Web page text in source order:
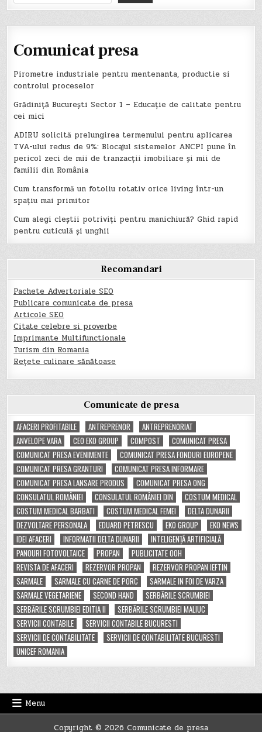
Comunicat presa
Pirometre industriale pentru mentenanta, productie si
controlul proceselor
Grădiniță București Sector 1 – Educație de calitate pentru
cei mici
ADIRU solicită prelungirea termenului pentru aplicarea
TVA-ului redus de 9%: Blocajul sistemelor ANCPI pune în
pericol zeci de mii de tranzacții imobiliare și mii de
familii din România
Cum transformă un fotoliu rotativ orice living într-un
spațiu mai primitor
Cum alegi cleștii potriviți pentru manichiură? Ghid rapid
pentru cuticulă și unghii
Recomandari
Pachete Advertoriale SEO
Publicare comunicate de presa
Articole SEO
Citate celebre si proverbe
Imprimante Multifunctionale
Turism din Romania
Rețete culinare sănătoase
Comunicate de presa
AFACERI PROFITABILE
ANTREPRENOR
ANTREPRENORIAT
ANVELOPE VARA
CEO EKO GROUP COMPOST
COMUNICAT PRESA
COMUNICAT PRESA EVENIMENTE
COMUNICAT PRESA FONDURI EUROPENE
COMUNICAT PRESA GRANTURI
COMUNICAT PRESA INFORMARE
COMUNICAT PRESA LANSARE PRODUS
COMUNICAT PRESA ONG
CONSULATUL ROMÂNIEI
CONSULATUL ROMÂNIEI DIN
COSTUM MEDICAL
COSTUM MEDICAL BARBATI
COSTUM MEDICAL FEMEI
DELTA DUNARII
DEZVOLTARE PERSONALA
EDUARD PETRESCU EKO GROUP
EKO NEWS
IDEI AFACERI
INFORMATII DELTA DUNARII
INTELIGENȚĂ ARTIFICIALĂ
PANOURI FOTOVOLTAICE
PROPAN
PUBLICITATE OOH
REVISTA DE AFACERI
REZERVOR PROPAN
REZERVOR PROPAN IEFTIN
SARMALE
SARMALE CU CARNE DE PORC
SARMALE IN FOI DE VARZA
SARMALE VEGETARIENE
SECOND HAND
SERBĂRILE SCRUMBIEI
SERBĂRILE SCRUMBIEI EDITIA II
SERBĂRILE SCRUMBIEI MALIUC
SERVICII CONTABILE
SERVICII CONTABILE BUCURESTI
SERVICII DE CONTABILITATE
SERVICII DE CONTABILITATE BUCURESTI
UNICEF ROMANIA
Menu
Copyright © 2026 Comunicate de presa